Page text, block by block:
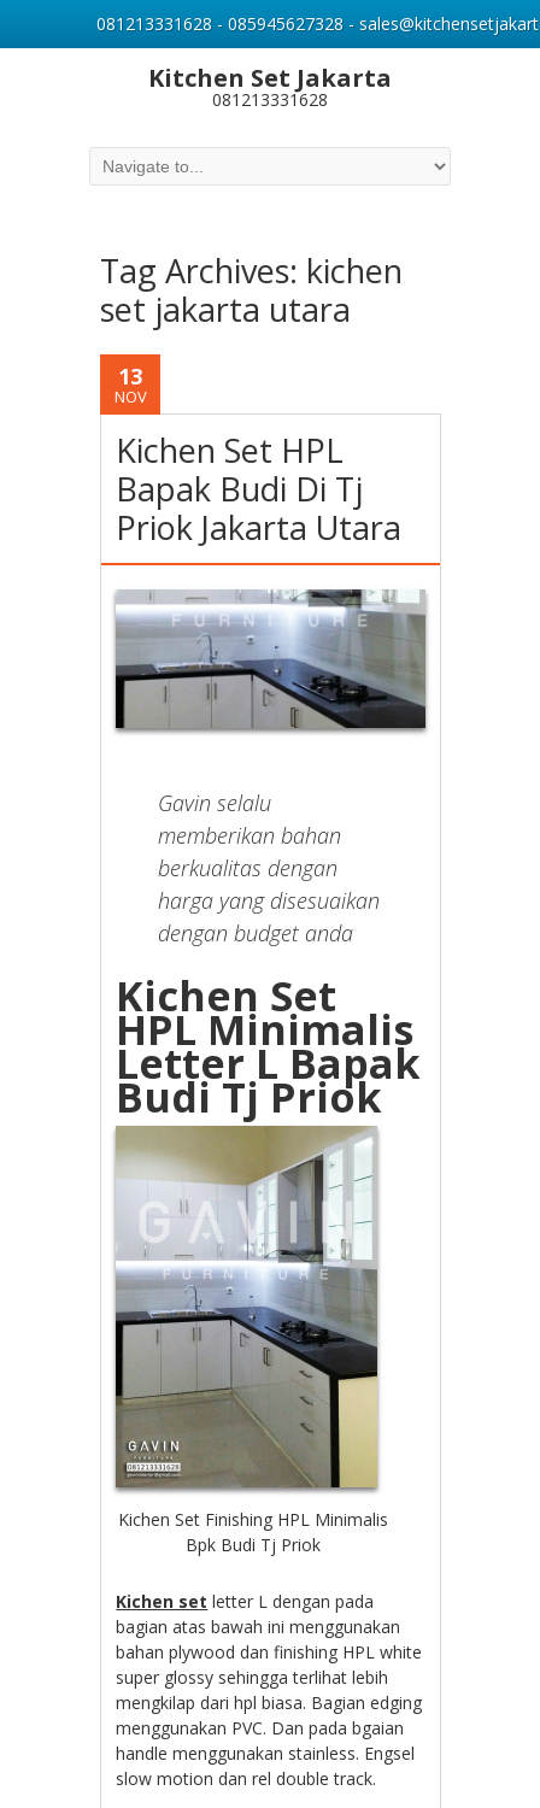
Kitchen Set Jakarta
081213331628
Tag Archives: kichen
set jakarta utara
13
NOV
Kichen Set HPL
Bapak Budi Di Tj
Priok Jakarta Utara
Gavin selalu
memberikan bahan
berkualitas dengan
harga yang disesuaikan
dengan budget anda
Kichen Set
HPL Minimalis
Letter L Bapak
Budi Tj Priok
Kichen Set Finishing HPL Minimalis
Bpk Budi Tj Priok
Kichen set letter L dengan pada
bagian atas bawah ini menggunakan
bahan plywood dan finishing HPL white
super glossy sehingga terlihat lebih
mengkilap dari hpl biasa. Bagian edging
menggunakan PVC. Dan pada bgaian
handle menggunakan stainless. Engsel
slow motion dan rel double track.
081213331628 - 085945627328 -